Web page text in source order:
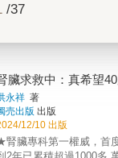
/37
臟求救中：真希望
永祥 著
売出版 出版
12/10 出版
腎臟專科第一權威，首